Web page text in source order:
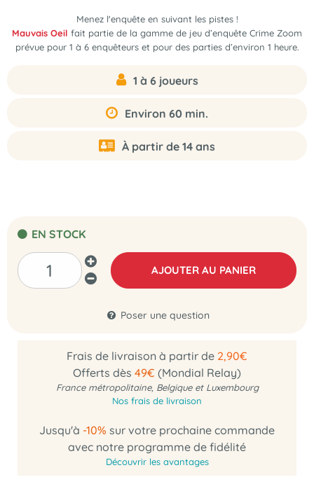
Menez l'enquête en suivant les pistes !
Mauvais Oeil fait partie de la gamme de jeu d’enquête Crime Zoom
prévue pour 1 à 6 enquêteurs et pour des parties d’environ 1 heure.
1 à 6 joueurs
Environ 60 min.
À partir de 14 ans
EN STOCK
AJOUTER AU PANIER
Poser une question
Frais de livraison à partir de 2,90€
Offerts dès 49€ (Mondial Relay)
France métropolitaine, Belgique et Luxembourg
Nos frais de livraison
Jusqu'à -10% sur votre prochaine commande
avec notre programme de fidélité
Découvrir les avantages